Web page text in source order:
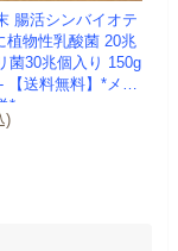
腸活シンバイオテ
植物性乳酸菌 20兆
菌30兆個入り 150g
【送料無料】*メー
*
)